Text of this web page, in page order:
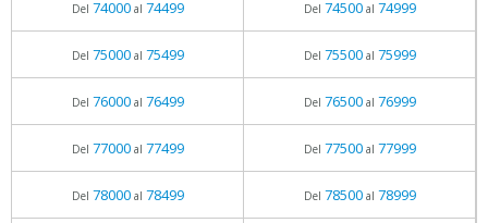
Del 74000al 74499 Del 74500al 74999
Del 75000al 75499 Del 75500al 75999
Del 76000al 76499 Del 76500al 76999
Del 77000al 77499 Del 77500al 77999
Del 78000al 78499 Del 78500al 78999